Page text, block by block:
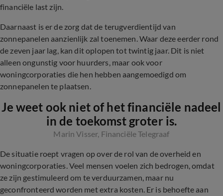
financiële last zijn.
Daarnaast is er de zorg dat de terugverdientijd van
zonnepanelen aanzienlijk zal toenemen. Waar deze eerder rond
de zeven jaar lag, kan dit oplopen tot twintig jaar. Dit is niet
alleen ongunstig voor huurders, maar ook voor
woningcorporaties die hen hebben aangemoedigd om
zonnepanelen te plaatsen.
Je weet ook niet of het financiële nadeel
in de toekomst groter is.
Marin Visser, Financiële Telegraaf
De situatie roept vragen op over de rol van de overheid en
woningcorporaties. Veel mensen voelen zich bedrogen, omdat
ze zijn gestimuleerd om te verduurzamen, maar nu
geconfronteerd worden met extra kosten. Er is behoefte aan